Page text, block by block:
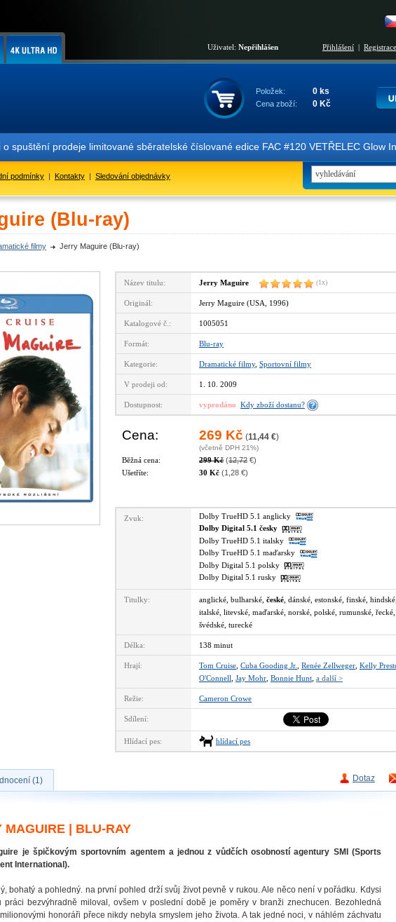
Uživatel: Nepřihlášen Přihlášení | Registrace
Položek: 0 ks
Cena zboží: 0 Kč
spuštění prodeje limitované sběratelské číslované edice FAC #120 VETŘELEC
podmínky | Kontakty | Sledování objednávky
(Blu-ray)
filmy Jerry Maguire (Blu-ray)
Název titulu: Jerry Maguire (1x)
Originál: Jerry Maguire (USA, 1996)
Katalogové č.: 1005051
Formát: Blu-ray
Kategorie: Dramatické filmy, Sportovní filmy
V prodeji od: 1. 10. 2009
Dostupnost: vyprodáno Kdy zboží dostanu?
Cena: 269 Kč (11,44 €)
(včetně DPH 21%)
Běžná cena: 299 Kč (12,72 €)
Ušetříte:
30 Kč (1,28 €)
Zvuk:
Dolby TrueHD 5.1 anglicky
Dolby Digital 5.1 česky
Dolby TrueHD 5.1 italsky
Dolby TrueHD 5.1 maďarsky
Dolby Digital 5.1 polsky
Dolby Digital 5.1 rusky
Titulky: anglické, bulharské, české , dánské, estonské, finské,
italské, litevské, maďarské, norské, polské, rumunské, řecké,
švédské, turecké
Délka: 138 minut
Hrají: Tom Cruise Cuba Gooding Jr. Renée Zellweger Kelly
O'Connell Jay Mohr Bonnie Hunt a další >
Režie: Cameron Crowe
Sdílení:
Hlídací pes: hlídací pes
Dotaz
(1)
MAGUIRE | BLU-RAY
je špičkovým sportovním agentem a jednou z vůdčích osobností agentury SMI (Sports
International).
bohatý a pohledný. na první pohled drží svůj život pevně v rukou. Ale něco není v pořádku. Kdysi
práci bezvýhradně miloval, ovšem v poslední době je poměry v branži znechucen. Bezohledná
honoráři přece nikdy nebyla smyslem jeho života. A tak jedné noci, v náhlém záchvatu